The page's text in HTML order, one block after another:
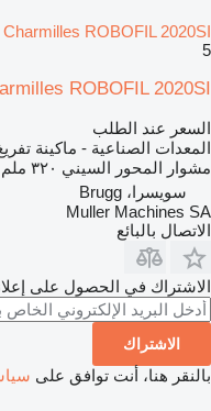
Charmilles ROBOFIL 2020SI
5
ROBOFIL 2020SI
السعر عند الطلب
المعدات الصناعية - ماكينة
مشوار المحور السيني ٣٢٠ ملم
سويسرا، Brugg
Muller Machines SA
الاتصال بالبائع
الاشتراك في الحصول على
الاشتراك
بالنقر هنا، أنت توافق على